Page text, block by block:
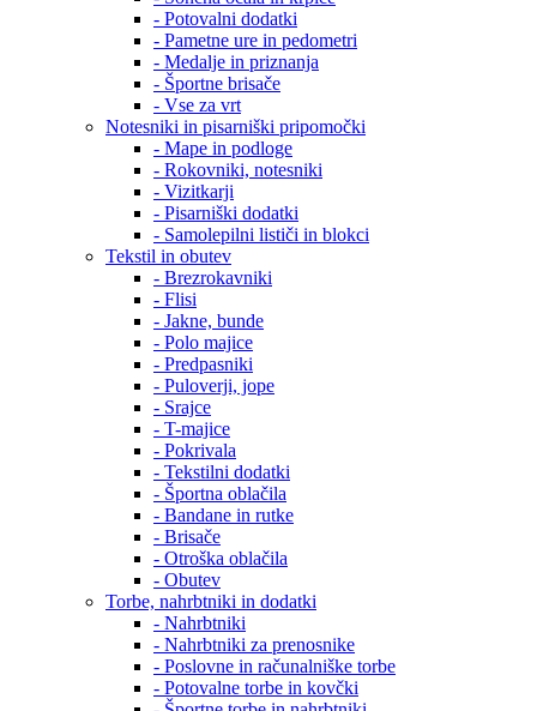
- Potovalni dodatki
- Pametne ure in pedometri
- Medalje in priznanja
- Športne brisače
- Vse za vrt
Notesniki in pisarniški pripomočki
- Mape in podloge
- Rokovniki, notesniki
- Vizitkarji
- Pisarniški dodatki
- Samolepilni lističi in blokci
Tekstil in obutev
- Brezrokavniki
- Flisi
- Jakne, bunde
- Polo majice
- Predpasniki
- Puloverji, jope
- Srajce
- T-majice
- Pokrivala
- Tekstilni dodatki
- Športna oblačila
- Bandane in rutke
- Brisače
- Otroška oblačila
- Obutev
Torbe, nahrbtniki in dodatki
- Nahrbtniki
- Nahrbtniki za prenosnike
- Poslovne in računalniške torbe
- Potovalne torbe in kovčki